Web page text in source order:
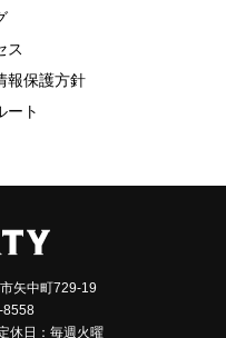
ス
報保護方針
ート
矢中町729-19
8558
休日：毎週火曜